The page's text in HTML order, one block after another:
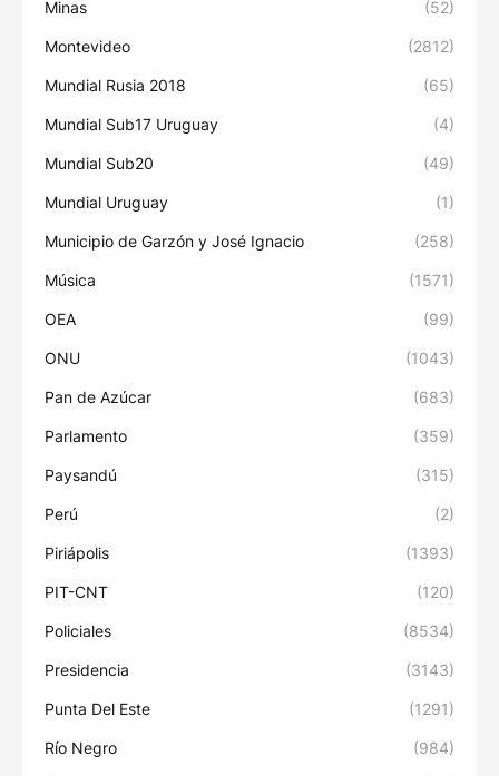
Minas (52)
Montevideo (2812)
Mundial Rusia 2018 (65)
Mundial Sub17 Uruguay (4)
Mundial Sub20 (49)
Mundial Uruguay (1)
Municipio de Garzón y José Ignacio (258)
Música (1571)
OEA (99)
ONU (1043)
Pan de Azúcar (683)
Parlamento (359)
Paysandú (315)
Perú (2)
Piriápolis (1393)
PIT-CNT (120)
Policiales (8534)
Presidencia (3143)
Punta Del Este (1291)
Río Negro (984)